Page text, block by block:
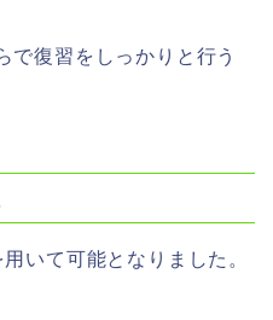
で復習をしっかりと行う
いて可能となりました。